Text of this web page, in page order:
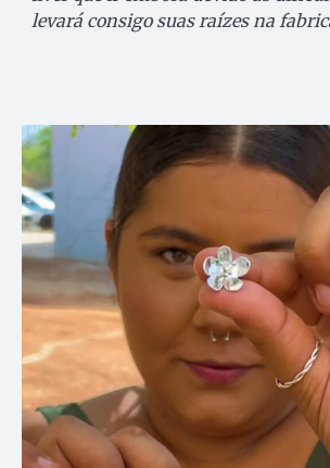
levará consigo suas raízes na